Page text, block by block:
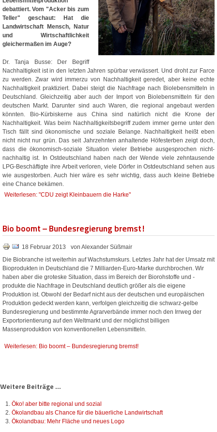
debattiert. Vom "Acker bis zum
Teller" geschaut: Hat die
Landwirtschaft Mensch, Natur
und Wirtschaftlichkeit
gleichermaßen im Auge?
Dr. Tanja Busse: Der Begriff
Nachhaltigkeit ist in den letzten Jahren spürbar verwässert. Und droht zur Farce
zu werden. Zwar wird immerzu von Nachhaltigkeit geredet, aber keine echte
Nachhaltigkeit praktiziert. Dabei steigt die Nachfrage nach Biolebensmitteln in
Deutschland. Gleichzeitig aber auch der Import von Biolebensmitteln für den
deutschen Markt. Darunter sind auch Waren, die regional angebaut werden
könnten. Bio-Kürbiskerne aus China sind natürlich nicht die Krone der
Nachhaltigkeit. Was beim Nachhaltigkeitsbegriff zudem immer gerne unter den
Tisch fällt sind ökonomische und soziale Belange. Nachhaltigkeit heißt eben
nicht nicht nur grün. Das seit Jahrzehnten anhaltende Höfesterben zeigt doch,
dass die ökonomisch-soziale Situation vieler Betriebe ausgesprochen nicht-
nachhaltig ist. In Ostdeutschland haben nach der Wende viele zehntausende
LPG-Beschäftigte ihre Arbeit verloren, viele Dörfer in Ostdeutschland sehen aus
wie ausgestorben. Auch hier wäre es sehr wichtig, dass auch kleine Betriebe
eine Chance bekämen.
Weiterlesen: "CDU zeigt Kleinbauern die Harke"
Bio boomt – Bundesregierung bremst!
18 Februar 2013
von Alexander Süßmair
Die Biobranche ist weiterhin auf Wachstumskurs. Letztes Jahr hat der Umsatz mit
Bioprodukten in Deutschland die 7 Milliarden-Euro-Marke durchbrochen. Wir
haben aber die groteske Situation, dass im Bereich der Biorohstoffe und -
produkte die Nachfrage in Deutschland deutlich größer als die eigene
Produktion ist. Obwohl der Bedarf nicht aus der deutschen und europäischen
Produktion gedeckt werden kann, verfolgen gleichzeitig die schwarz-gelbe
Bundesregierung und bestimmte Agrarverbände immer noch den Irrweg der
Exportorientierung auf den Weltmarkt und der möglichst billigen
Massenproduktion von konventionellen Lebensmitteln.
Weiterlesen: Bio boomt – Bundesregierung bremst!
Weitere Beiträge ...
Öko! aber bitte regional und sozial
Ökolandbau als Chance für die bäuerliche Landwirtschaft
Ökolandbau: Mehr Fläche und neues Logo